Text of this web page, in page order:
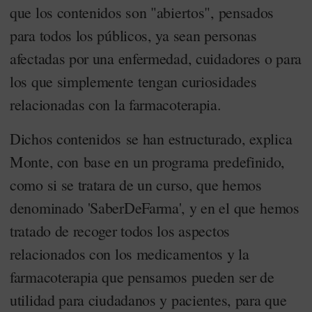
que los contenidos son "abiertos", pensados
para todos los públicos, ya sean personas
afectadas por una enfermedad, cuidadores o para
los que simplemente tengan curiosidades
relacionadas con la farmacoterapia.
Dichos contenidos se han estructurado, explica
Monte, con base en un programa predefinido,
como si se tratara de un curso, que hemos
denominado 'SaberDeFarma', y en el que hemos
tratado de recoger todos los aspectos
relacionados con los medicamentos y la
farmacoterapia que pensamos pueden ser de
utilidad para ciudadanos y pacientes, para que